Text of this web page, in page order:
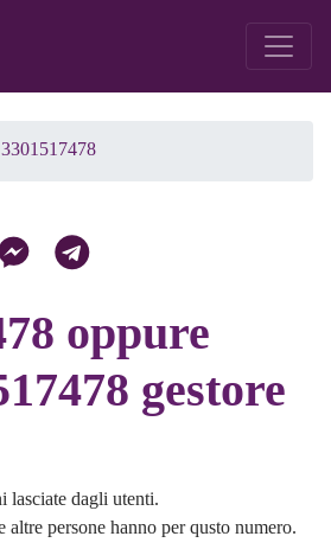
3301517478
oppure
gestore
lasciate dagli utenti.
altre persone hanno per qusto numero.